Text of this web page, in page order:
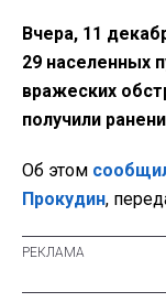
Вчера, 11
29 населенных
вражеских
получили
Об этом
Прокудин,